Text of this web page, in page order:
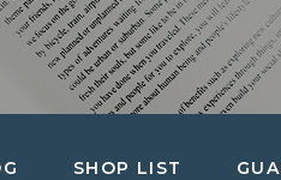
SHOP LIST